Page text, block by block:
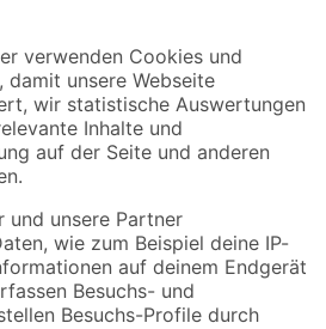
und Aktionen mehr verpassen!
Versandarten